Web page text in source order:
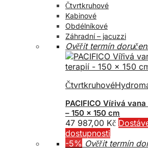
Čtvrtkruhové
Kabinové
Obdélníkové
Záhradní – jacuzzi
Ověřit termín
Čtvrtkruhové
PACIFICO Vířivá
– 150 x 150 cm
47 987,00 Kč
dostupnosti
-5% Ověřit termín